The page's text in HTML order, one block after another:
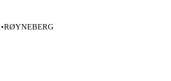
•RØYNEBERG